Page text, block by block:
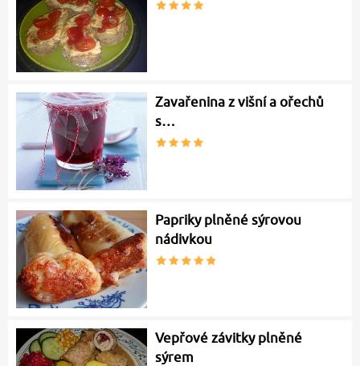
Zavařenina z višní a ořechů
s…
Papriky plněné sýrovou
nádivkou
Vepřové závitky plněné
sýrem